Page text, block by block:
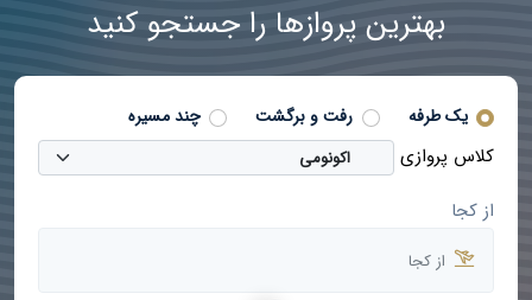
بهترین پروازها را جستجو کنید
یک طرفه رفت و برگشت چند مسیره
کلاس پروازی
از کجا